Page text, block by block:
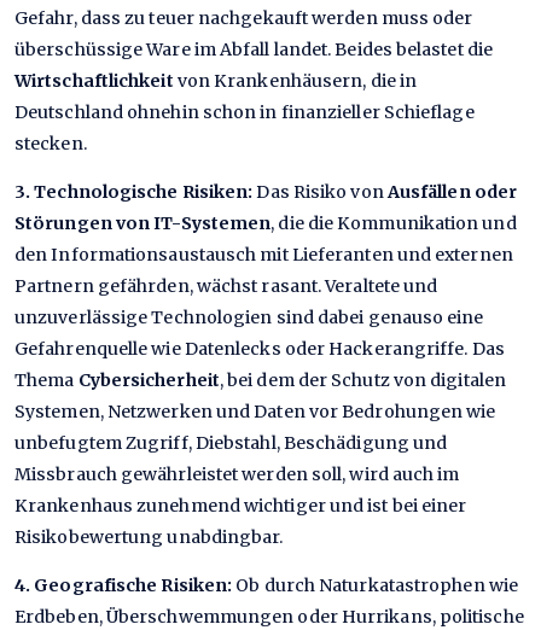
Gefahr, dass zu teuer nachgekauft werden muss oder
überschüssige Ware im Abfall landet. Beides belastet die
Wirtschaftlichkeit von Krankenhäusern, die in
Deutschland ohnehin schon in finanzieller Schieflage
stecken.
3. Technologische Risiken: Das Risiko vonAusfällen oder
Störungen von IT-Systemen, die die Kommunikation und
den Informationsaustausch mit Lieferanten und externen
Partnern gefährden, wächst rasant. Veraltete und
unzuverlässige Technologien sind dabei genauso eine
Gefahrenquelle wie Datenlecks oder Hackerangriffe. Das
Thema Cybersicherheit, bei dem der Schutz von digitalen
Systemen, Netzwerken und Daten vor Bedrohungen wie
unbefugtem Zugriff, Diebstahl, Beschädigung und
Missbrauch gewährleistet werden soll, wird auch im
Krankenhaus zunehmend wichtiger und ist bei einer
Risikobewertung unabdingbar.
4. Geografische Risiken: Ob durch Naturkatastrophen wie
Erdbeben, Überschwemmungen oder Hurrikans, politische